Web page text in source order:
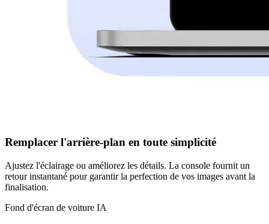
Remplacer l'arrière-plan en toute simplicité
Ajustez l'éclairage ou améliorez les détails. La console fournit un
retour instantané pour garantir la perfection de vos images avant la
finalisation.
Fond d'écran de voiture IA